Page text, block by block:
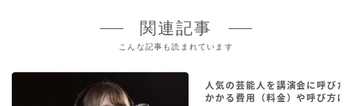
関連記事
こんな記事も読まれています
人気の芸能人を講演会に呼びた
かかる費用（料金）や呼び方は